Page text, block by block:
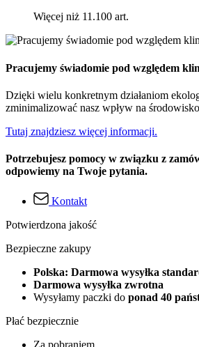
Więcej niż 11.100 art.
Pracujemy świadomie pod względem
Dzięki wielu konkretnym działaniom
zminimalizować nasz wpływ na
Tutaj znajdziesz więcej informacji.
Potrzebujesz pomocy w związku z
odpowiemy na Twoje pytania.
Kontakt
Potwierdzona jakość
Bezpieczne zakupy
Polska: Darmowa wysyłka
Darmowa wysyłka zwrotna
Wysyłamy paczki do ponad 40
Płać bezpiecznie